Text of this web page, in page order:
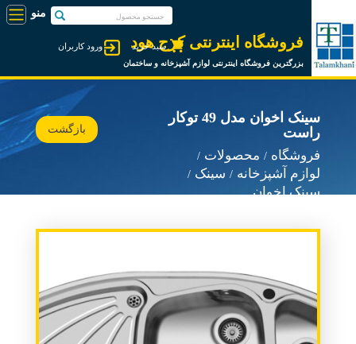
فروشگاه اینترنتی کرج هود
بزرگترین فروشگاه اینترنتی لوازم آشپزخانه و ساختمان
ورود کاربران سبد خرید
سینک اخوان مدل 49 توکار
راست
فروشگاه
محصولات
لوازم آشپزخانه
سینک
سینک اخوان
بازگشت